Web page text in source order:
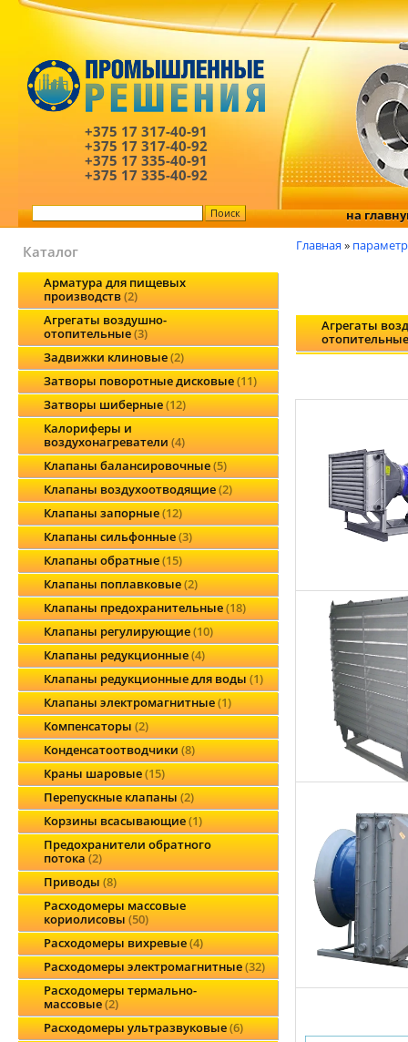
+375 17 317-40-91
+375 17 317-40-92
+375 17 335-40-91
+375 17 335-40-92
на
Каталог
Арматура для пищевых
производств 2
Агрегаты воздушно-
отопительные 3
Задвижки клиновые 2
Затворы поворотные дисковые 11
Затворы шиберные 12
Калориферы и
воздухонагреватели 4
Клапаны балансировочные 5
Клапаны воздухоотводящие 2
Клапаны запорные 12
Клапаны сильфонные 3
Клапаны обратные 15
Клапаны поплавковые 2
Клапаны предохранительные 18
Клапаны регулирующие 10
Клапаны редукционные 4
Клапаны редукционные для воды 1
Клапаны электромагнитные 1
Компенсаторы 2
Конденсатоотводчики 8
Краны шаровые 15
Перепускные клапаны 2
Корзины всасывающие 1
Предохранители обратного
потока 2
Приводы 8
Расходомеры массовые
кориолисовы 50
Расходомеры вихревые 4
Расходомеры электромагнитные 32
Расходомеры термально-
массовые 2
Расходомеры ультразвуковые 6
Главная »
Агрегаты